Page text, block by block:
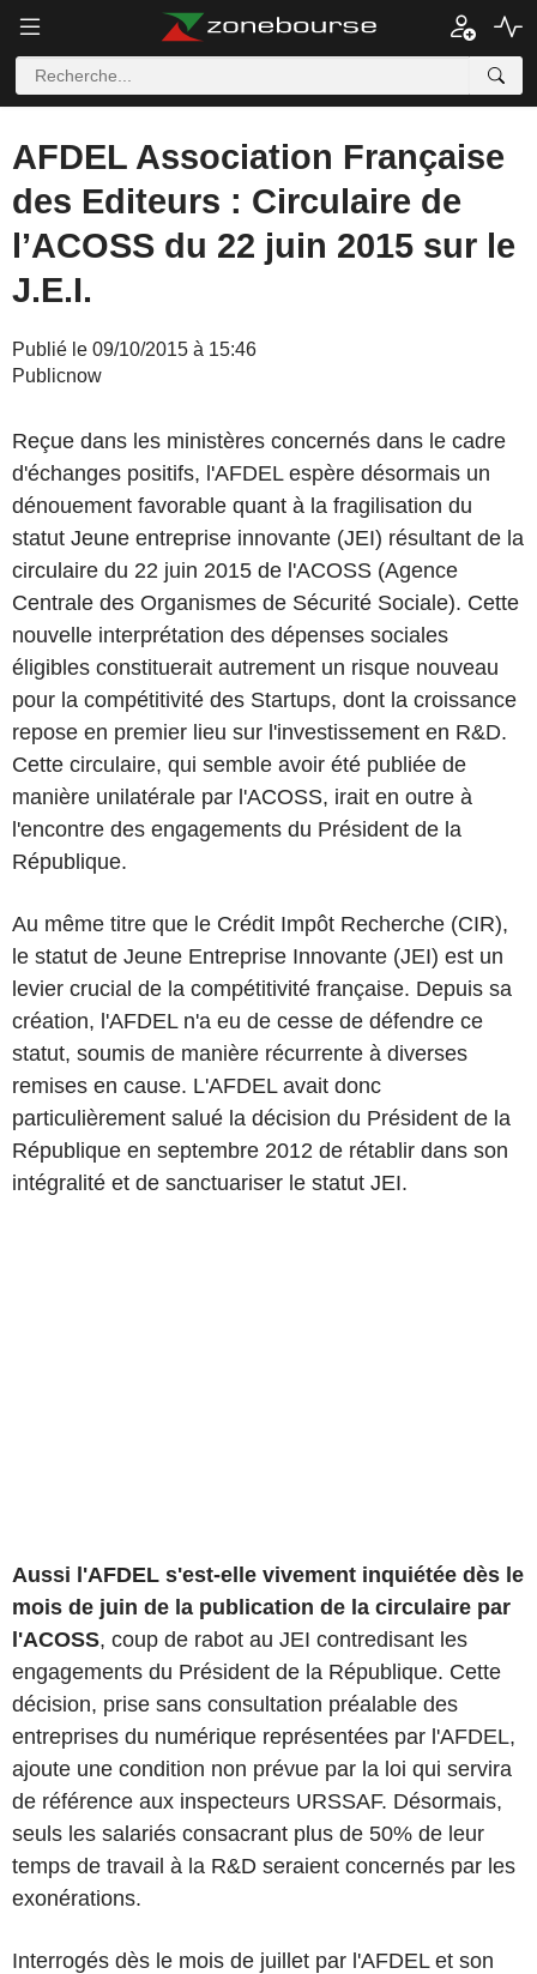
AFDEL Association Française
des Editeurs : Circulaire de
l’ACOSS du 22 juin 2015 sur le
J.E.I.
Publié le 09/10/2015 à 15:46
Publicnow
Reçue dans les ministères concernés dans le cadre
d'échanges positifs, l'AFDEL espère désormais un
dénouement favorable quant à la fragilisation du
statut Jeune entreprise innovante (JEI) résultant de la
circulaire du 22 juin 2015 de l'ACOSS (Agence
Centrale des Organismes de Sécurité Sociale). Cette
nouvelle interprétation des dépenses sociales
éligibles constituerait autrement un risque nouveau
pour la compétitivité des Startups, dont la croissance
repose en premier lieu sur l'investissement en R&D.
Cette circulaire, qui semble avoir été publiée de
manière unilatérale par l'ACOSS, irait en outre à
l'encontre des engagements du Président de la
République.
Au même titre que le Crédit Impôt Recherche (CIR),
le statut de Jeune Entreprise Innovante (JEI) est un
levier crucial de la compétitivité française. Depuis sa
création, l'AFDEL n'a eu de cesse de défendre ce
statut, soumis de manière récurrente à diverses
remises en cause. L'AFDEL avait donc
particulièrement salué la décision du Président de la
République en septembre 2012 de rétablir dans son
intégralité et de sanctuariser le statut JEI.
Aussi l'AFDEL s'est-elle vivement inquiétée dès le
mois de juin de la publication de la circulaire par
l'ACOSS, coup de rabot au JEI contredisant les
engagements du Président de la République. Cette
décision, prise sans consultation préalable des
entreprises du numérique représentées par l'AFDEL,
ajoute une condition non prévue par la loi qui servira
de référence aux inspecteurs URSSAF. Désormais,
seuls les salariés consacrant plus de 50% de leur
temps de travail à la R&D seraient concernés par les
exonérations.
Interrogés dès le mois de juillet par l'AFDEL et son